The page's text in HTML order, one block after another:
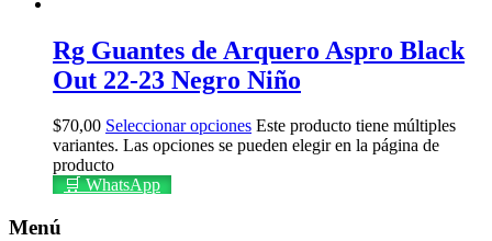
Rg Guantes de Arquero Aspro Black
Out 22-23 Negro Niño
$70,00 Seleccionar opciones Este producto tiene múltiples
variantes. Las opciones se pueden elegir en la página de
producto
🛒 WhatsApp
Menú